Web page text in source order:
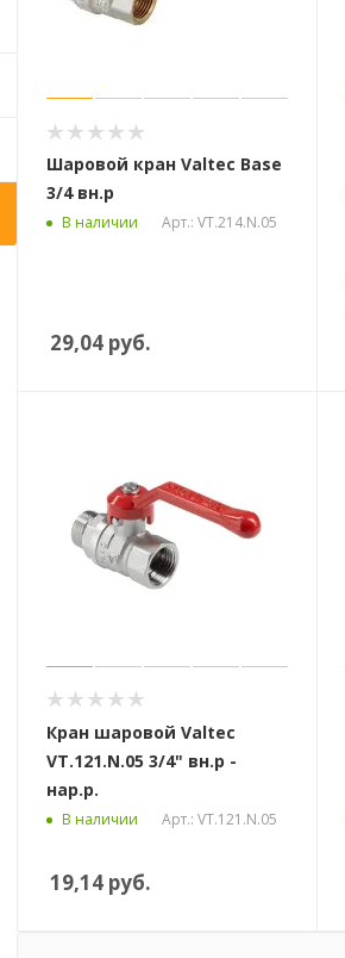
Шаровой кран Valtec Base
3/4 вн.р
В наличии Арт.: VT.214.N.05
29,04 руб.
Кран шаровой Valtec
VT.121.N.05 3/4" вн.р -
нар.р.
В наличии Арт.: VT.121.N.05
19,14 руб.